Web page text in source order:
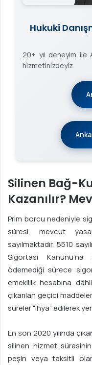
Hukuki
20+ yıl deneyim ile
hizmetinizdeyiz
Silinen Bağ-
Kazanılır?
Prim borcu nedeniyle
süresi, mevcut
sayılmaktadır. 5510
Sigortası
ödemediği sürece
emeklilik hesabına
çıkarılan geçici
süreler “ihya” edilerek
En son 2020 yılında
silinen hizmet süresinin
peşin veya taksitli